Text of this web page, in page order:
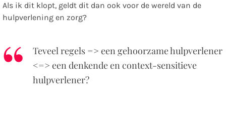
Als ik dit klopt, geldt dit dan ook voor de wereld van de
hulpverlening en zorg?
Teveel regels => een gehoorzame hulpverlener
<=> een denkende en context-sensitieve
hulpverlener?